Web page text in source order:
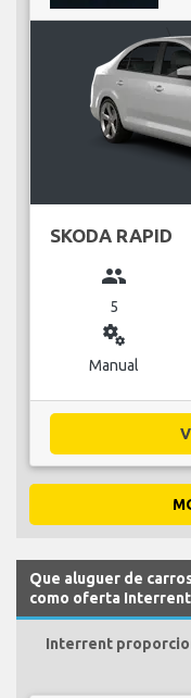
SKODA RAPID
group
5
miscellaneous_services
Manual
Que aluguer de
como oferta
Interrent